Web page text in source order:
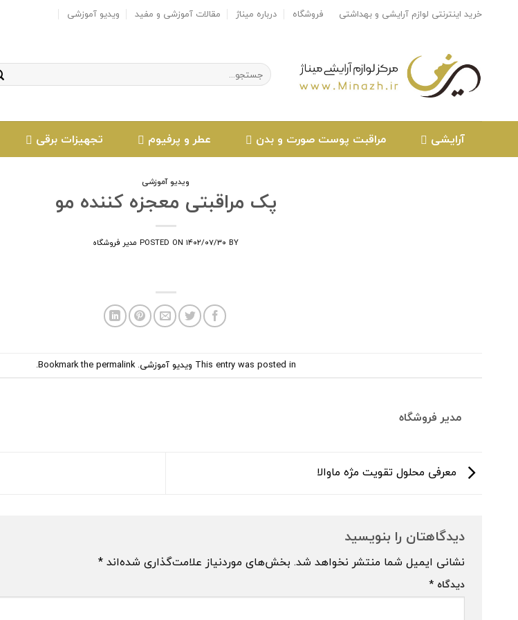
خرید اینترنتی لوازم آرایشی و بهداشتی فروشگاه درباره میناژ مقالات آموزشی و مفید ویدیو آموزشی
جستجو
برای:
آرایشی مراقبت پوست صورت و بدن عطر و پرفیوم تجهیزات برقی
ویدیو آموزشی
پک مراقبتی معجزه کننده مو
POSTED ON ۱۴۰۲/۰۷/۳۰ BY مدیر فروشگاه
This entry was posted in ویدیو آموزشی. Bookmark the
permalink
.
مدیر فروشگاه
معرفی محلول تقویت مژه ماوالا
دیدگاهتان را بنویسید
نشانی ایمیل شما منتشر نخواهد شد. بخش‌های موردنیاز علامت‌گذاری شده‌اند*
دیدگاه *